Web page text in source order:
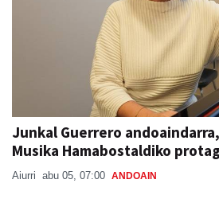
Junkal Guerrero
Musika Hamabostaldiko
Aiurri abu 05, 07:00 ANDOAIN